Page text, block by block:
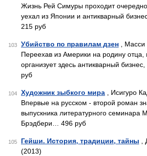
Жизнь Рей Симуры проходит
уехал из Японии и антикварный
215 руб
103 Убийство по правилам дзен ,
Переехав из Америки на родину
организует здесь антикварный
руб
104 Художник зыбкого мира , Исигуро
Впервые на русском - второй роман
выпускника литературного семинара
Брэдбери… 496 руб
105 Гейши. История, традиции, тайны ,
(2013)